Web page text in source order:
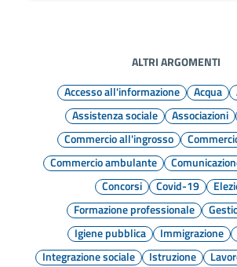
ALTRI ARGOMENTI
Accesso all'informazione
Acqua
Assistenza sociale
Associazioni
Commercio all'ingrosso
Commercio ambulante
Concorsi
Covid-19
Formazione professionale
Igiene pubblica
Immigrazione
Integrazione sociale
Istruzione